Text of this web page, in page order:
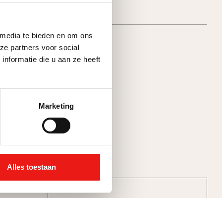
te bieden en om ons
partners voor social
die u aan ze heeft
Marketing
Alles toestaan